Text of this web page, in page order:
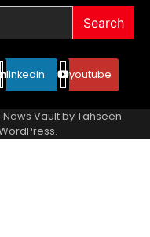
Search
linkedin youtube
News Vault byTahseen
.